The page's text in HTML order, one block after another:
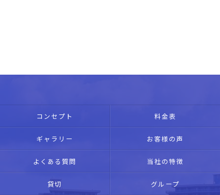
コンセプト 料金表
ギャラリー お客様の声
よくある質問 当社の特徴
貸切 グループ